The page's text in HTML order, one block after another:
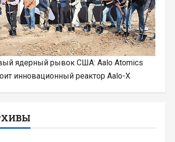
ядерный рывок США: Aalo Atomics
инновационный реактор Aalo-X